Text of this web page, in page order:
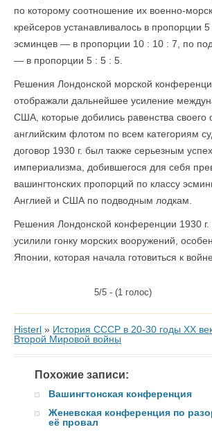
по которому соотношение их военно-
крейсеров устанавливалось в пропорции
эсминцев — в пропорции 10 : 10 : 7, по
— в пропорции 5 : 5 : 5.
Решения Лондонской морской
отображали дальнейшее усиление
США, которые добились равенства своего
английским флотом по всем категориям
договор 1930 г. был также серьезным
империализма, добившегося для себя
вашингтонских пропорций по классу
Англией и США по подводным лодкам.
Решения Лондонской конференции 1930
усилили гонку морских вооружений,
Японии, которая начала готовиться к войне.
5/5 - (1 голос)
Histerl » История СССР в 20-30 годы ХХ
Второй Мировой войны
Похожие записи:
Вашингтонская конференция
Женевская конференция по
её провал